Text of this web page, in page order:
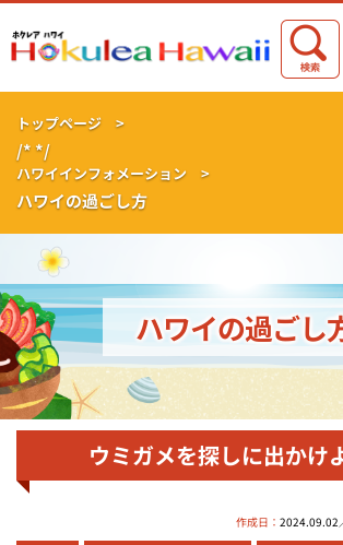
トップページ >
/* */
ハワイインフォメーション >
ハワイの過ごし方
ハワイの過ごし
ウミガメを探しに出かけ
作成日： 2024.09.02